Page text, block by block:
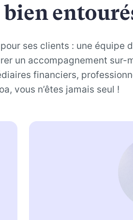
bien
ses clients : une équipe
un accompagnement sur-
financiers,
vous n’êtes jamais seul !